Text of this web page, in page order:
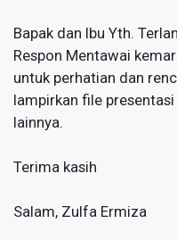
Bapak dan Ibu Yth.
Respon Mentawai
untuk perhatian dan
lampirkan file
lainnya.
Terima kasih
Salam, Zulfa Ermiza